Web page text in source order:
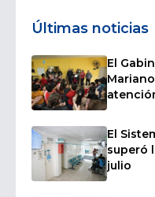
Últimas noticias
El
El
superó
julio